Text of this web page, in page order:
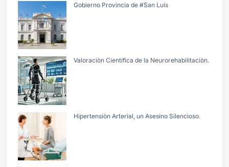
Gobierno Provincia de #San Luis
Valoraciòn Cientifica de la Neurorehabilitaciòn.
Hipertensiòn Arterial, un Asesino Silencioso.